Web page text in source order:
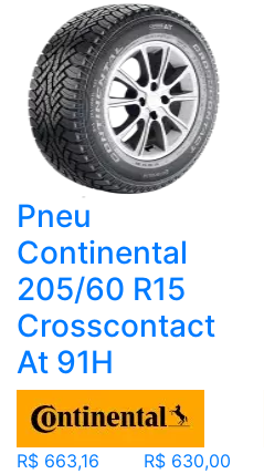
Pneu
Continental
205/60 R15
Crosscontact
At 91H
R$ 663,16 R$ 630,00